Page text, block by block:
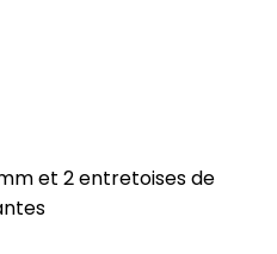
et 2 entretoises de